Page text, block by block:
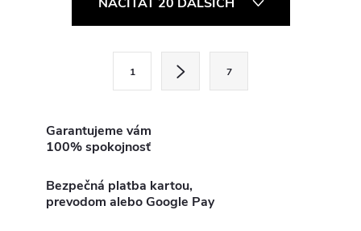
1 7
Garantujeme vám
100% spokojnosť
Bezpečná platba kartou,
prevodom alebo Google Pay